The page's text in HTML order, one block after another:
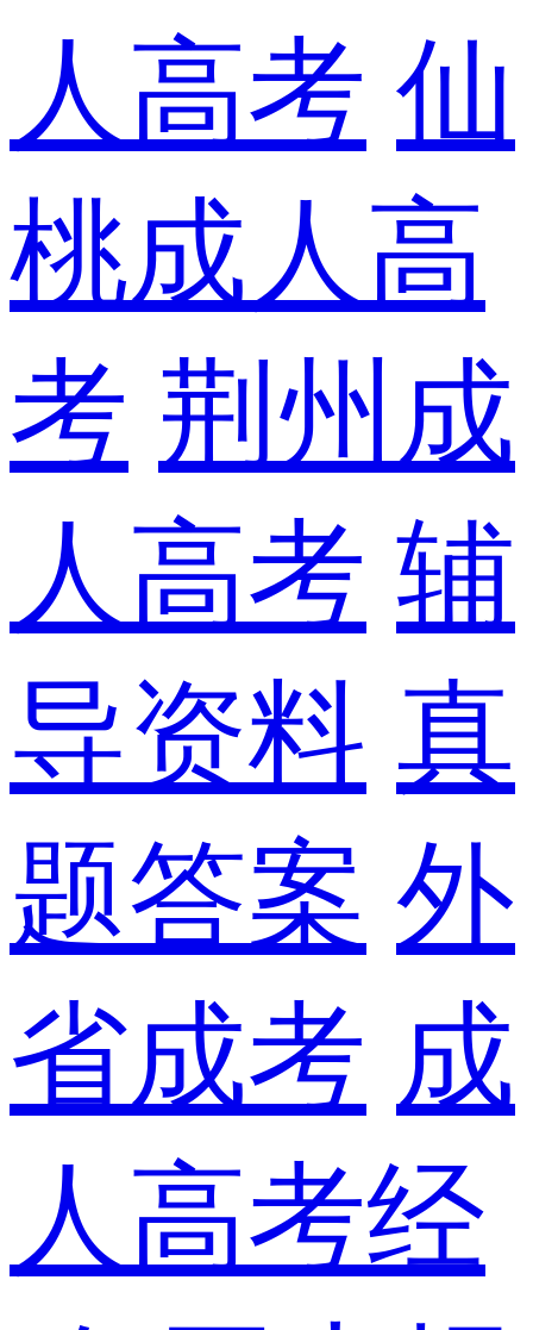
人高考 仙
桃成人高
考 荆州成
人高考 辅
导资料 真
题答案 外
省成考 成
人高考经